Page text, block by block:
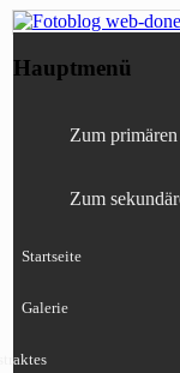
Canon,
Hauptmenü
Zum
Zum
Startseite
Galerie